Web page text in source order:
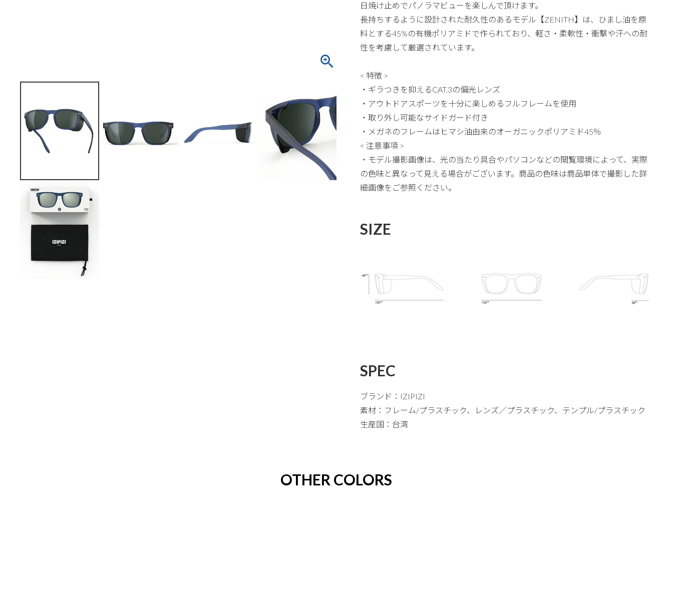
日焼け止めでパノラマビューを楽しんで頂けます。
長持ちするように設計された耐久性のあるモデル【ZENITH】は、ひまし油を原
料とする45%の有機ポリアミドで作られており、軽さ・柔軟性・衝撃や汗への耐
性を考慮して厳選されています。
< 特徴 >
・ギラつきを抑えるCAT.3の偏光レンズ
・アウトドアスポーツを十分に楽しめるフルフレームを使用
・取り外し可能なサイドガード付き
・メガネのフレームはヒマシ油由来のオーガニックポリアミド45％
< 注意事項 >
・モデル撮影画像は、光の当たり具合やパソコンなどの閲覧環境によって、実際
の色味と異なって見える場合がございます。商品の色味は商品単体で撮影した詳
細画像をご参照ください。
SIZE
SPEC
ブランド：IZIPIZI
素材：フレーム/プラスチック、レンズ／プラスチック、テンプル/プラスチック
生産国：台湾
OTHER COLORS